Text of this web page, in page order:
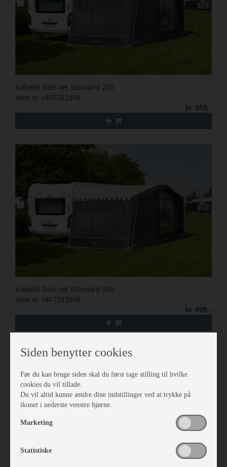
Isabella Side net Standard 250
Vare nr. I407202506
kr 959,-
Isabella Side net Standard 300
Vare nr. I407203006
kr 999,-
Siden benytter cookies
Før du kan bruge siden skal du først tage stilling til hvilke
cookies du vil tillade.
Du vil altid kunne ændre dine indstillinger ved at trykke på
ikonet i nederste venstre hjørne.
Marketing
Statistiske